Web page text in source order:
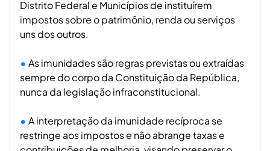
Distrito Federal e Municípios de instituírem
impostos sobre o patrimônio, renda ou serviços
uns dos outros.
As imunidades são regras previstas ou extraídas
sempre do corpo da Constituição da República,
nunca da legislação infraconstitucional.
A interpretação da imunidade recíproca se
restringe aos impostos e não abrange taxas e